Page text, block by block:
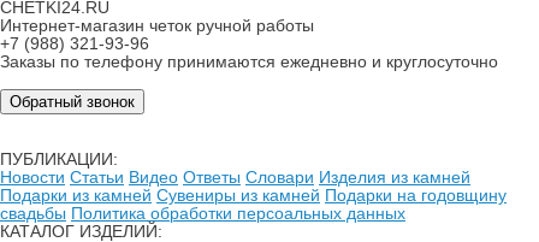
CHETKI24.RU
Интернет-магазин четок ручной работы
+7 (988) 321-93-96
Заказы по телефону принимаются ежедневно и круглосуточно
Обратный звонок
ПУБЛИКАЦИИ:
Новости Статьи Видео Ответы Словари Изделия из камней
Подарки из камней Сувениры из камней Подарки на годовщину
свадьбы Политика обработки персоальных данных
КАТАЛОГ ИЗДЕЛИЙ: